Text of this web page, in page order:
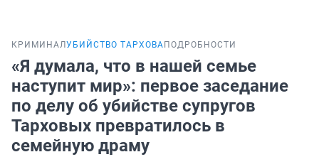
КРИМИНАЛУБИЙСТВО ТАРХОВА ПОДРОБНОСТИ
«Я думала, что в нашей семье
наступит мир»: первое заседание
по делу об убийстве супругов
Тарховых превратилось в
семейную драму